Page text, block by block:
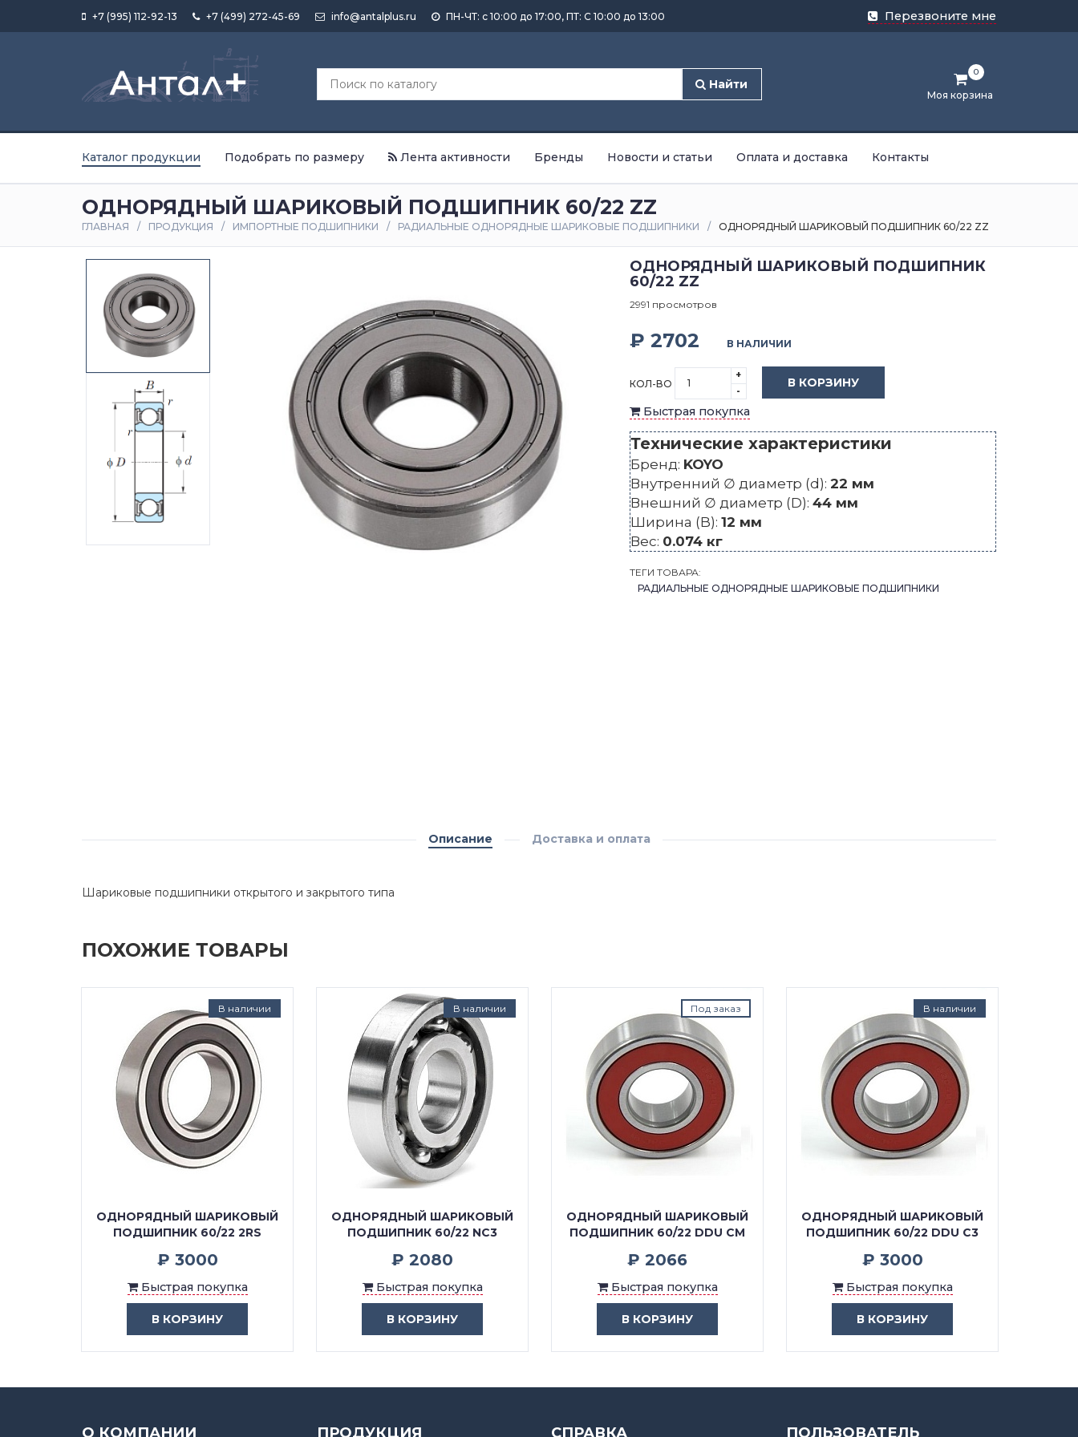
+7 (995) 112-92-13 +7 (499) 272-45-69 info@antalplus.ru ПН-ЧТ: с 10:00 до 17:00, ПТ: С 10:00 до 13:00 Перезвоните мне
Найти
Моя корзина
0
Каталог продукции Подобрать по размеру Лента активности Бренды Новости и статьи Оплата и доставка Контакты
ОДНОРЯДНЫЙ ШАРИКОВЫЙ ПОДШИПНИК 60/22 ZZ
ГЛАВНАЯ ПРОДУКЦИЯ ИМПОРТНЫЕ ПОДШИПНИКИ РАДИАЛЬНЫЕ ОДНОРЯДНЫЕ ШАРИКОВЫЕ ПОДШИПНИКИ ОДНОРЯДНЫЙ ШАРИКОВЫЙ ПОДШИПНИК 60/22 ZZ
ОДНОРЯДНЫЙ ШАРИКОВЫЙ ПОДШИПНИК
60/22 ZZ
2991 просмотров
₽ 2702 В НАЛИЧИИ
КОЛ-ВО
+
-
В КОРЗИНУ
Быстрая покупка
Технические характеристики
Бренд: KOYO
Внутренний ∅ диаметр (d): 22 мм
Внешний ∅ диаметр (D): 44 мм
Ширина (B): 12 мм
Вес: 0.074 кг
ТЕГИ ТОВАРА:
РАДИАЛЬНЫЕ ОДНОРЯДНЫЕ ШАРИКОВЫЕ ПОДШИПНИКИ
Описание Доставка и оплата
Шариковые подшипники открытого и закрытого типа
ПОХОЖИЕ ТОВАРЫ
В наличии
ОДНОРЯДНЫЙ ШАРИКОВЫЙ
ПОДШИПНИК 60/22 2RS
₽ 3000
Быстрая покупка
В КОРЗИНУ
В наличии
ОДНОРЯДНЫЙ ШАРИКОВЫЙ
ПОДШИПНИК 60/22 NC3
₽ 2080
Быстрая покупка
В КОРЗИНУ
Под заказ
ОДНОРЯДНЫЙ ШАРИКОВЫЙ
ПОДШИПНИК 60/22 DDU CM
₽ 2066
Быстрая покупка
В КОРЗИНУ
В наличии
ОДНОРЯДНЫЙ ШАРИКОВЫЙ
ПОДШИПНИК 60/22 DDU C3
₽ 3000
Быстрая покупка
В КОРЗИНУ
О КОМПАНИИ ПРОДУКЦИЯ СПРАВКА ПОЛЬЗОВАТЕЛЬ